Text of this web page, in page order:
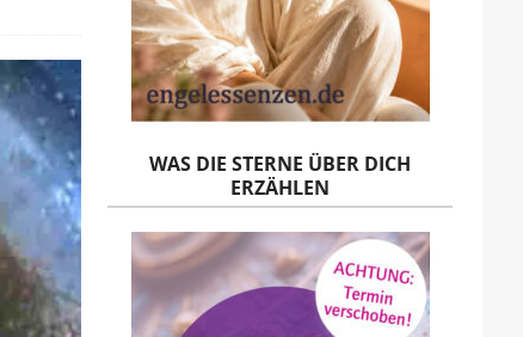
WAS DIE STERNE ÜBER DICH
ERZÄHLEN